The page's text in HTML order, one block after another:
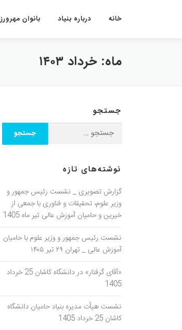
بانوان مهرورز درباره بنیاد خانه
ماه: خرداد ۱۴۰۳
جستجو
نوشته‌های تازه
گزارش تصویری _ نشست رئیس جمهور و
وزیر علوم، تحقیقات و فناوری با جمعی از
خیرین و حامیان آموزش عالی تیر ماه 1405
نشست رئیس جمهور و وزیر علوم با حامیان
آموزش عالی _ تهران ۲۹ تیر ۱۴۰۵
«آقای گرفتار» در دانشگاه کاشان 25 خرداد
1405
نشست هیأت مدیره بنیاد حامیان دانشگاه
کاشان 25 خرداد 1405